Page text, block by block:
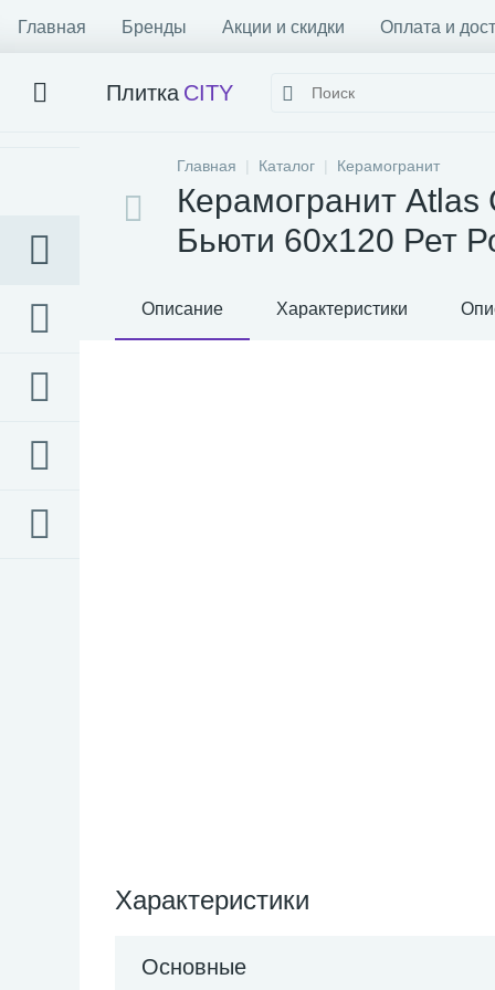
Главная Бренды Акции и скидки Оплата и
Плитка CITY
Главная Каталог Керамогранит
Керамогранит
Бьюти 60x120 Рет
Описание Характеристики
Характеристики
Основные